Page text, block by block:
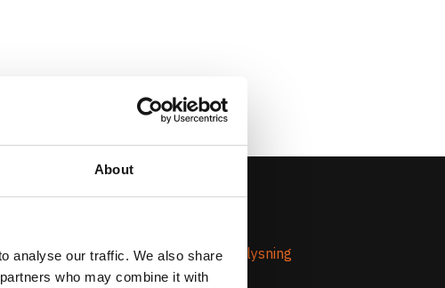
About
analyse our traffic. We also share
who may combine it with
Om Prestandabelysning